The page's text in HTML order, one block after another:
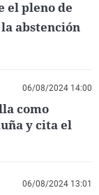
el pleno de
abstención
06/08/2024 14:00
como
y cita el
06/08/2024 13:01